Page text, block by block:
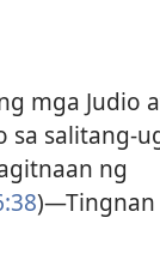
mga Judio
sa salitang-
ng
)—Tingnan